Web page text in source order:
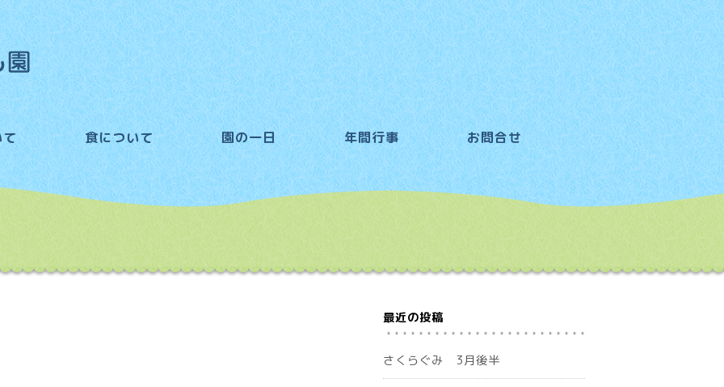
て 食について 園の一日 年間行事 お問合せ
最近の投稿
さくらぐみ 3月後半